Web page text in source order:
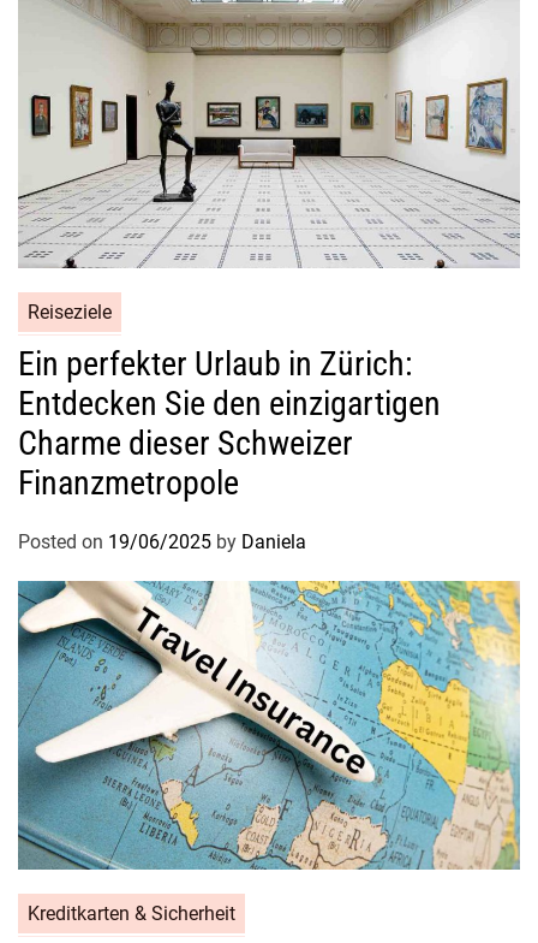
Reiseziele
Ein perfekter Urlaub in Zürich:
Entdecken Sie den einzigartigen
Charme dieser Schweizer
Finanzmetropole
Posted on 19/06/2025 by Daniela
Kreditkarten & Sicherheit